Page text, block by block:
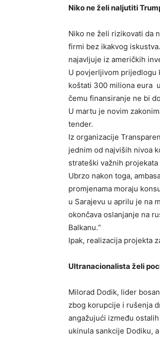
Niko ne želi naljutiti
Niko ne želi rizikovati da
firmi bez ikakvog
najavljuje iz američkih
U povjerljivom prijedlogu
koštati 300 miliona eura
čemu finansiranje ne bi
U martu je novim
tender.
Iz organizacije
jednim od najviših nivoa
strateški važnih
Ubrzo nakon toga,
promjenama moraju
u Sarajevu u aprilu je na
okončava oslanjanje na
Balkanu.“
Ipak, realizacija projekta
Ultranacionalista želi
Milorad Dodik, lider
zbog korupcije i rušenja
angažujući između
ukinula sankcije Dodiku,